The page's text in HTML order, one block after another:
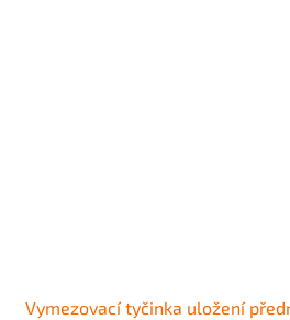
Vymezovací tyčinka uložení